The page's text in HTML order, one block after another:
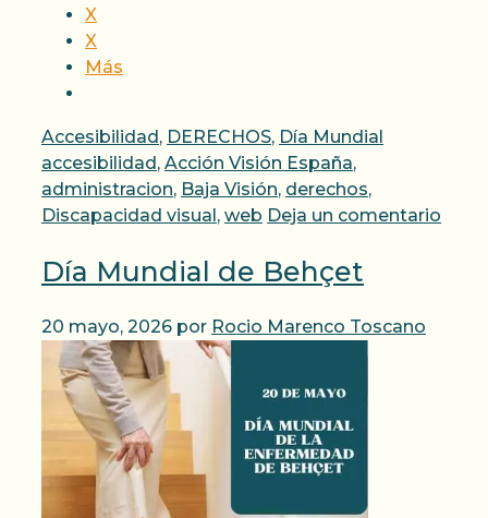
X
X
Más
Categorías
Accesibilidad, DERECHOS, Día Mundial
accesibilidad, Acción Visión España,
administracion, Baja Visión, derechos,
Discapacidad visual, web Deja un comentario
Día Mundial de Behçet
20 mayo, 2026 por Rocio Marenco Toscano